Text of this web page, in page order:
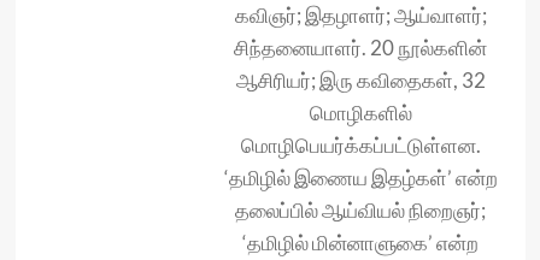
கவிஞர்; இதழாளர்; ஆய்வாளர்;
சிந்தனையாளர். 20 நூல்களின்
ஆசிரியர்; இரு கவிதைகள், 32
மொழிகளில்
மொழிபெயர்க்கப்பட்டுள்ளன.
‘தமிழில் இணைய இதழ்கள்’ என்ற
தலைப்பில் ஆய்வியல் நிறைஞர்;
‘தமிழில் மின்னாளுகை’ என்ற